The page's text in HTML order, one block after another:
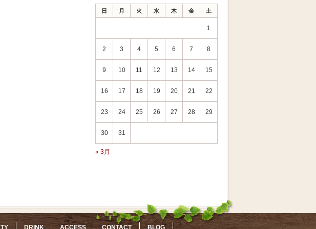
日 月 火 水 木 金 土
« 3月
1
2 3 4 5 6 7 8
9 10 11 12 13 14 15
16 17 18 19 20 21 22
23 24 25 26 27 28 29
30 31
DRINK ACCESS CONTACT BLOG